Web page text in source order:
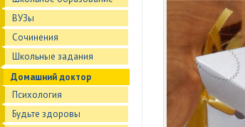
ВУЗы
Сочинения
Школьные задания
Домашний доктор
Психология
Будьте здоровы